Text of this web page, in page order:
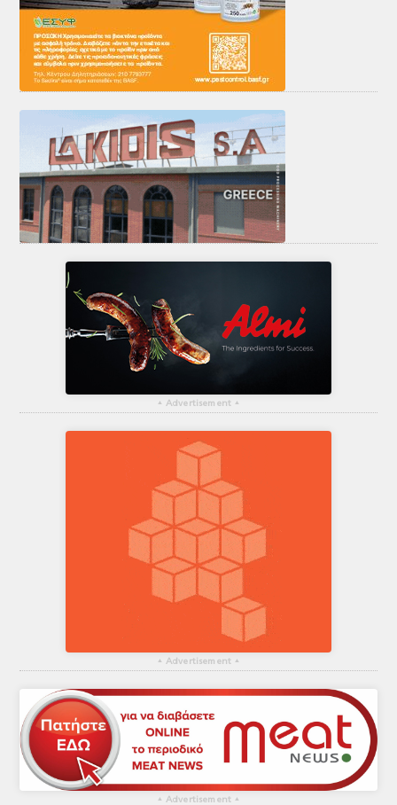
▴ Advertisement ▴
▴ Advertisement ▴
▴ Advertisement ▴